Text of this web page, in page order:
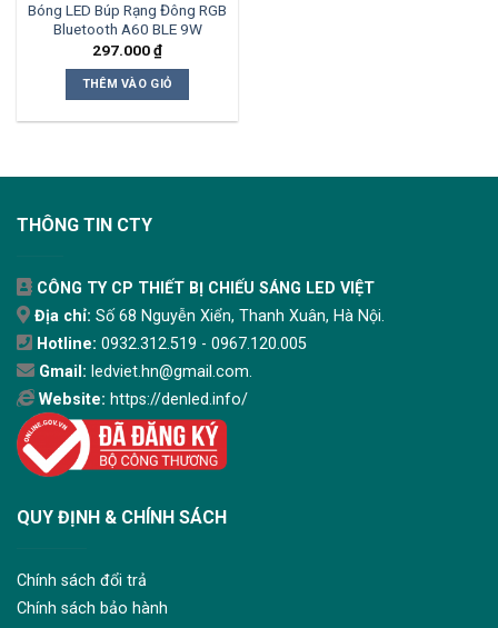
Bóng LED Búp Rạng Đông RGB
Bluetooth A60 BLE 9W
297.000₫
THÊM VÀO GIỎ
THÔNG TIN CTY
CÔNG TY CP THIẾT BỊ CHIẾU SÁNG LED VIỆT
Địa chỉ: Số 68 Nguyễn Xiển, Thanh Xuân, Hà Nội.
Hotline: 0932.312.519 - 0967.120.005
Gmail: ledviet.hn@gmail.com.
Website: https://denled.info/
QUY ĐỊNH & CHÍNH SÁCH
Chính sách đổi trả
Chính sách bảo hành